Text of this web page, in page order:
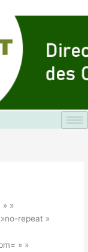
»
repeat »
» »